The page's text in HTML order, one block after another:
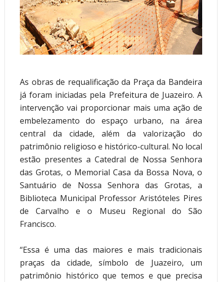
As obras de requalificação da Praça da Bandeira
já foram iniciadas pela Prefeitura de Juazeiro. A
intervenção vai proporcionar mais uma ação de
embelezamento do espaço urbano, na área
central da cidade, além da valorização do
patrimônio religioso e histórico-cultural. No local
estão presentes a Catedral de Nossa Senhora
das Grotas, o Memorial Casa da Bossa Nova, o
Santuário de Nossa Senhora das Grotas, a
Biblioteca Municipal Professor Aristóteles Pires
de Carvalho e o Museu Regional do São
Francisco.
“Essa é uma das maiores e mais tradicionais
praças da cidade, símbolo de Juazeiro, um
patrimônio histórico que temos e que precisa